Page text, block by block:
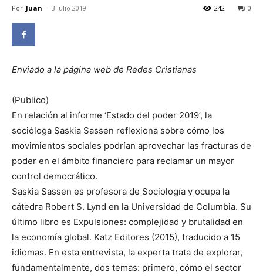
Por Juan - 3 julio 2019 0
242
Enviado a la página web de Redes Cristianas
(Publico)
En relación al informe ‘Estado del poder 2019’, la
socióloga Saskia Sassen reflexiona sobre cómo los
movimientos sociales podrían aprovechar las fracturas de
poder en el ámbito financiero para reclamar un mayor
control democrático.
Saskia Sassen es profesora de Sociología y ocupa la
cátedra Robert S. Lynd en la Universidad de Columbia. Su
último libro es Expulsiones: complejidad y brutalidad en
la economía global. Katz Editores (2015), traducido a 15
idiomas. En esta entrevista, la experta trata de explorar,
fundamentalmente, dos temas: primero, cómo el sector